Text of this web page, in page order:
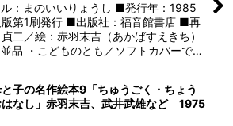
：まのいいりょうし ■発行年：1985
第1刷発行 ■出版社：福音館書店 ■再
二／絵：赤羽末吉（あかばすえきち）
品 ・こどものとも／ソフトカバーで…
子の名作絵本9「ちゅうごく・ちょう
はなし」赤羽末吉、武井武雄など 1975